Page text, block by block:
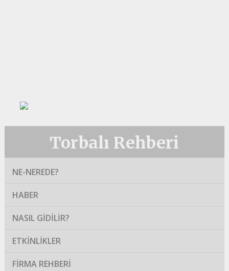
Torbalı Rehberi
NE-NEREDE?
HABER
NASIL GIDILIR?
ETKINLIKLER
FIRMA REHBERI